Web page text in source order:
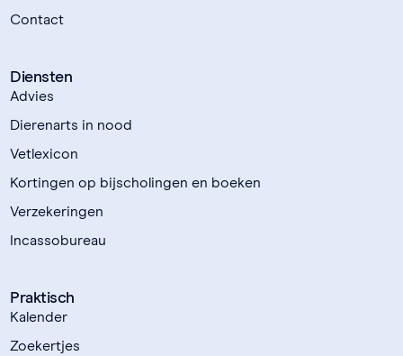
Contact
Diensten
Advies
Dierenarts in nood
Vetlexicon
Kortingen op bijscholingen en boeken
Verzekeringen
Incassobureau
Praktisch
Kalender
Zoekertjes